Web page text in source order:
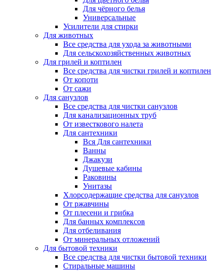
Для чёрного белья
Универсальные
Усилители для стирки
Для животных
Все средства для ухода за животными
Для сельскохозяйственных животных
Для грилей и коптилен
Все средства для чистки грилей и коптилен
От копоти
От сажи
Для санузлов
Все средства для чистки санузлов
Для канализационных труб
От известкового налета
Для сантехники
Вся Для сантехники
Ванны
Джакузи
Душевые кабины
Раковины
Унитазы
Хлорсодержащие средства для санузлов
От ржавчины
От плесени и грибка
Для банных комплексов
Для отбеливания
От минеральных отложений
Для бытовой техники
Все средства для чистки бытовой техники
Стиральные машины